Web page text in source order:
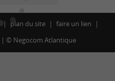
plan du site
faire un lien
© Negocom Atlantique